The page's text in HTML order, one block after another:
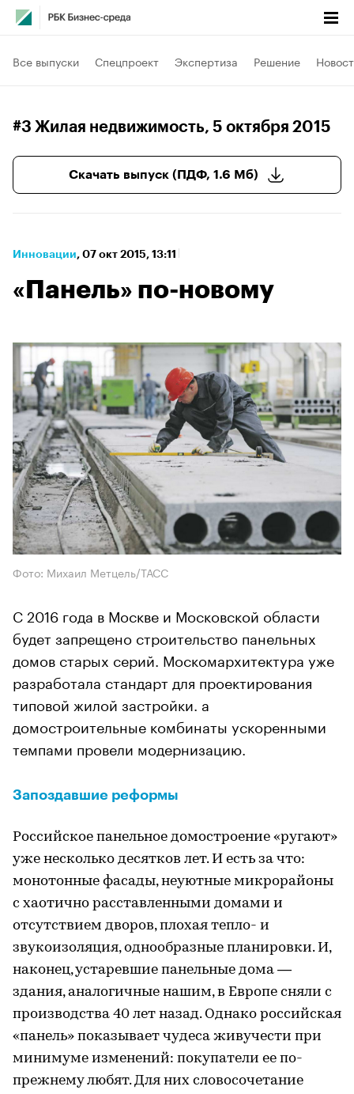
Все выпуски Спецпроект Экспертиза Решение
#3 Жилая недвижимость, 5 октября 2015
Скачать выпуск (ПДФ, 1.6 Мб)
Инновации⁠, 07 окт 2015, 13:11
«Панель» по-новому
Фото: Михаил Метцель/ТАСС
С 2016 года в Москве и Московской области
будет запрещено строительство панельных
домов старых серий. Москомархитектура уже
разработала стандарт для проектирования
типовой жилой застройки. а
домостроительные комбинаты ускоренными
темпами провели модернизацию.
Запоздавшие реформы
Российское панельное домостроение «ругают»
уже несколько десятков лет. И есть за что:
монотонные фасады, неуютные микрорайоны
с хаотично расставленными домами и
отсутствием дворов, плохая тепло- и
звукоизоляция, однообразные планировки. И,
наконец, устаревшие панельные дома —
здания, аналогичные нашим, в Европе сняли с
производства 40 лет назад. Однако российская
«панель» показывает чудеса живучести при
минимуме изменений: покупатели ее по-
прежнему любят. Для них словосочетание